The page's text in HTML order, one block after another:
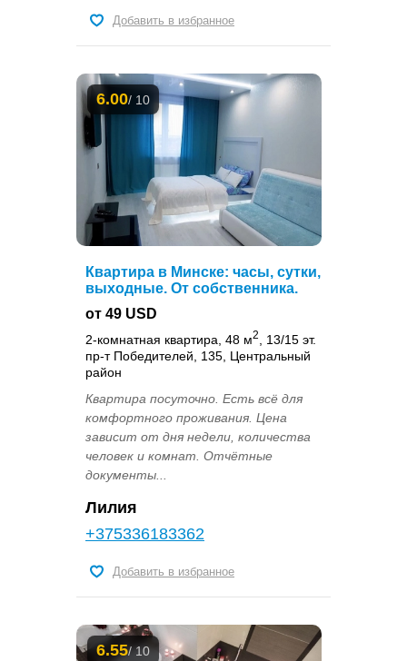
Добавить в избранное
6.00/ 10
Квартира в Минске: часы, сутки,
выходные. От собственника.
от 49 USD
2-комнатная квартира, 48 м2
, 13/15 эт.
пр-т Победителей, 135, Центральный
район
Квартира посуточно. Есть всё для
комфортного проживания. Цена
зависит от дня недели, количества
человек и комнат. Отчётные
документы...
Лилия
+375336183362
Добавить в избранное
6.55/ 10